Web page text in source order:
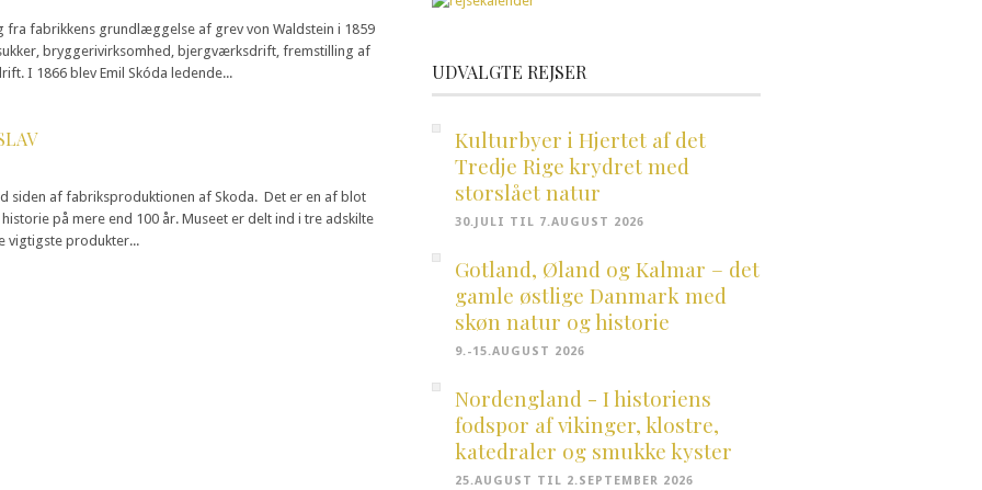
fabrikkens grundlæggelse af grev von Waldstein i 1859
bryggerivirksomhed, bjergværksdrift, fremstilling af
I 1866 blev Emil Skóda ledende...
siden af fabriksproduktionen af Skoda. Det er en af blot
på mere end 100 år. Museet er delt ind i tre adskilte
vigtigste produkter...
UDVALGTE REJSER
Kulturbyer i Hjertet af det
Tredje Rige krydret med
storslået natur
30.JULI TIL 7.AUGUST 2026
Gotland, Øland og Kalmar – det
gamle østlige Danmark med
skøn natur og historie
9.-15.AUGUST 2026
Nordengland - I historiens
fodspor af vikinger, klostre,
katedraler og smukke kyster
25.AUGUST TIL 2.SEPTEMBER 2026